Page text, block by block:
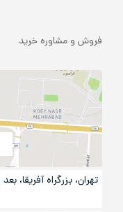
فروش و مشاوره خرید
تهران، بزرگراه آفریقا،